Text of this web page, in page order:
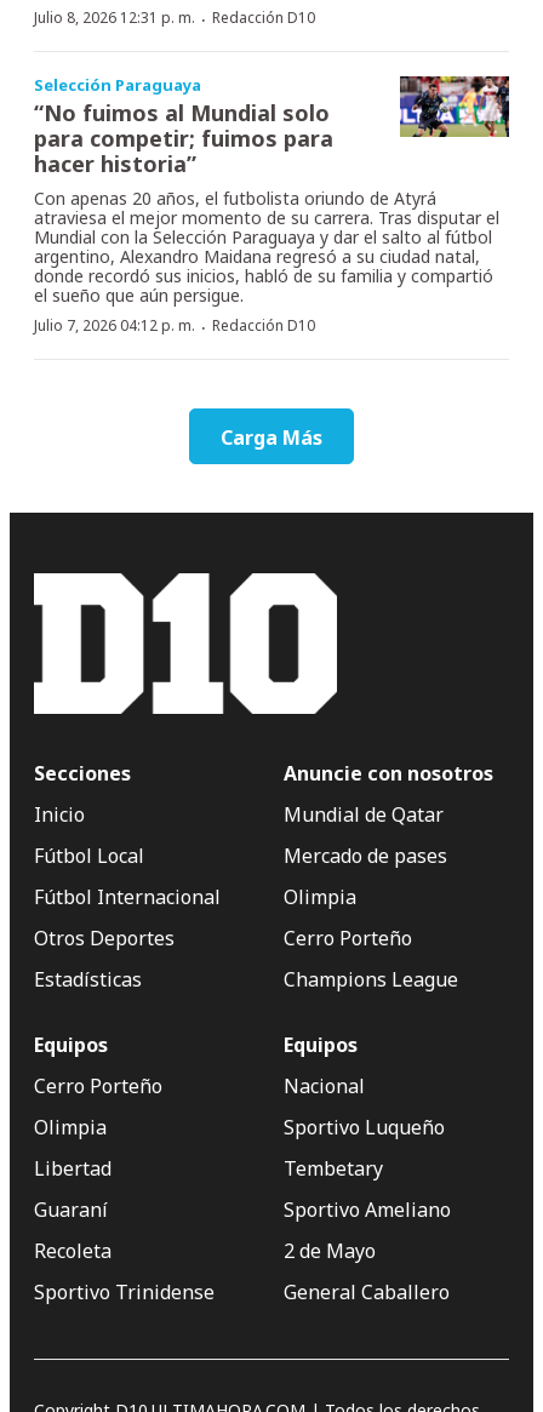
Julio 8, 2026 12:31 p. m. · Redacción D10
Selección Paraguaya
“No fuimos al Mundial solo
para competir; fuimos para
hacer historia”
Con apenas 20 años, el futbolista oriundo de Atyrá
atraviesa el mejor momento de su carrera. Tras disputar el
Mundial con la Selección Paraguaya y dar el salto al fútbol
argentino, Alexandro Maidana regresó a su ciudad natal,
donde recordó sus inicios, habló de su familia y compartió
el sueño que aún persigue.
Julio 7, 2026 04:12 p. m. · Redacción D10
Carga Más
Secciones
Inicio
Fútbol Local
Fútbol Internacional
Otros Deportes
Estadísticas
Anuncie con nosotros
Mundial de Qatar
Mercado de pases
Olimpia
Cerro Porteño
Champions League
Equipos
Cerro Porteño
Olimpia
Libertad
Guaraní
Recoleta
Sportivo Trinidense
Equipos
Nacional
Sportivo Luqueño
Tembetary
Sportivo Ameliano
2 de Mayo
General Caballero